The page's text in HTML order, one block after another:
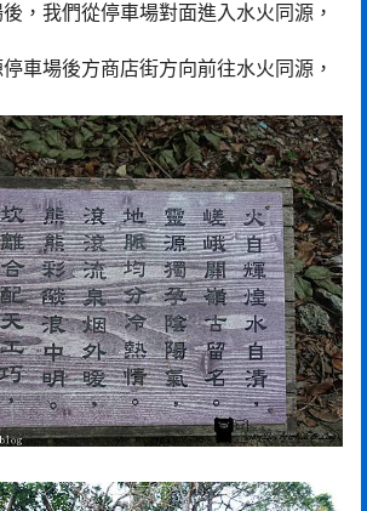
，我們從停車場對面進入水火同源，
車場後方商店街方向前往水火同源，